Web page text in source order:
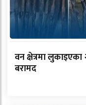
वन क्षेत्रमा
बरामद